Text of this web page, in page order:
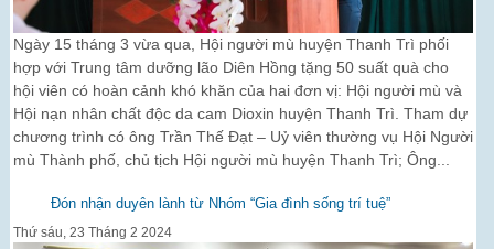
Ngày 15 tháng 3 vừa qua, Hội người mù huyện Thanh Trì phối
hợp với Trung tâm dưỡng lão Diên Hồng tặng 50 suất quà cho
hội viên có hoàn cảnh khó khăn của hai đơn vị: Hội người mù và
Hội nạn nhân chất độc da cam Dioxin huyện Thanh Trì. Tham dự
chương trình có ông Trần Thế Đạt – Uỷ viên thường vụ Hội Người
mù Thành phố, chủ tịch Hội người mù huyện Thanh Trì; Ông...
Đón nhận duyên lành từ Nhóm “Gia đình sống trí tuệ”
Thứ sáu, 23 Tháng 2 2024